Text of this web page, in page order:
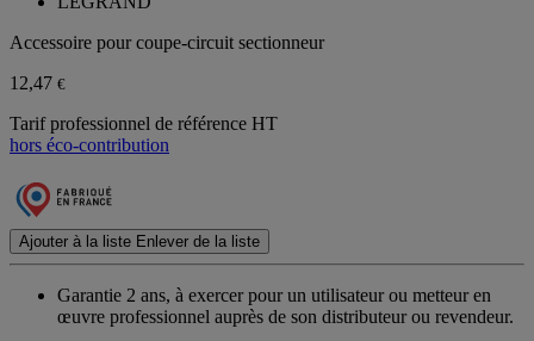
Accessoire pour coupe-circuit sectionneur
12,47 €
Tarif professionnel de référence HT
hors éco-contribution
Ajouter à la liste Enlever de la liste
Garantie 2 ans, à exercer pour un utilisateur ou metteur en
œuvre professionnel auprès de son distributeur ou revendeur.